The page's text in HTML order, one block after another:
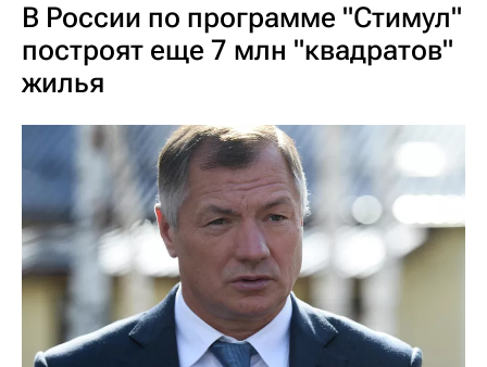
В России по программе "Стимул"
построят еще 7 млн "квадратов"
жилья